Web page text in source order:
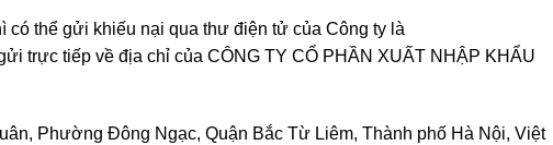
có thể gửi khiếu nại qua thư điện tử của Công ty là
trực tiếp về địa chỉ của CÔNG TY CỔ PHẦN XUẤT NHẬP KHẨU
Phường Đông Ngạc, Quận Bắc Từ Liêm, Thành phố Hà Nội, Việt